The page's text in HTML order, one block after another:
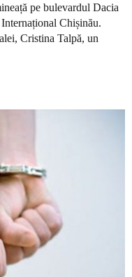
pe bulevardul Dacia
Chișinău.
Cristina Talpă, un